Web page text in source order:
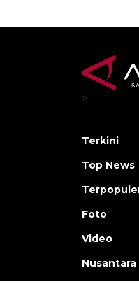
>
Terkini
Top News
Foto
Video
Nusantara